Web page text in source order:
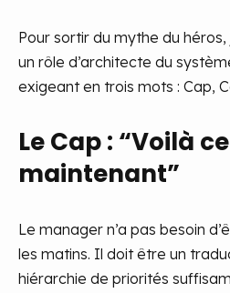
Pour sortir du mythe du
un rôle d’architecte du
exigeant en trois mots : Cap,
Le Cap : “Voilà
maintenant”
Le manager n’a pas besoin
les matins. Il doit être un
hiérarchie de priorités